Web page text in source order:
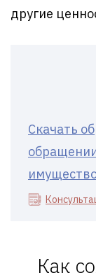
другие
Скачать
Как